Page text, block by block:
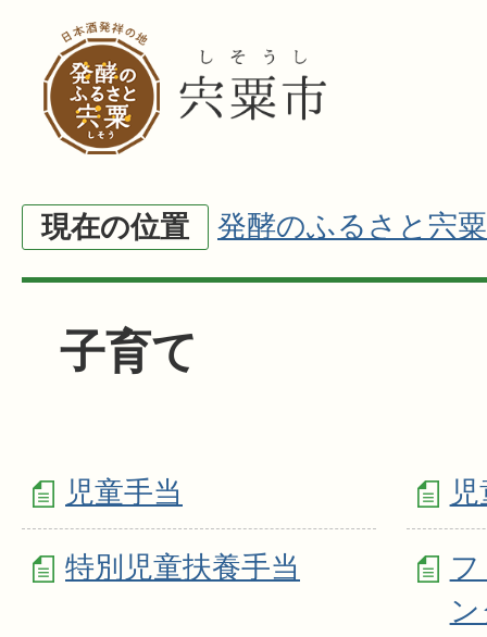
現在の位置 発酵のふるさと宍粟
子育て
児童手当
特別児童扶養手当